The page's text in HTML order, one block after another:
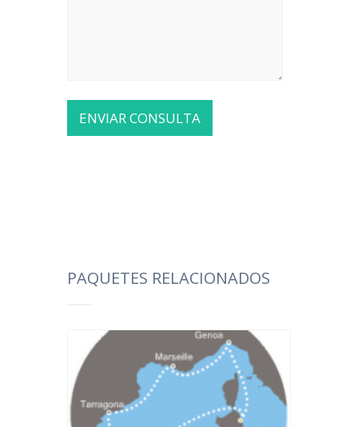
PAQUETES RELACIONADOS